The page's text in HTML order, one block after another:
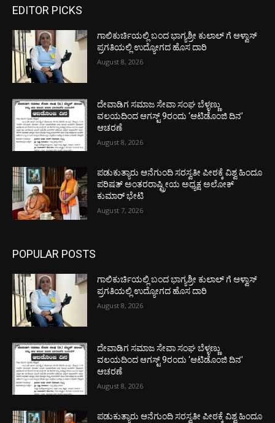
EDITOR PICKS
ಗಾಲಿಕುರ್ಚಿಯಲ್ಲಿ ಬಂದ ಭಾಗ್ಯಶ್ರೀ ಕುಲಾಲ್ ಗೆ ಆಳ್ವಾಸ್
ಪ್ರಗತಿಯಲ್ಲಿ ಉದ್ಯೋಗದ ಹೊಸ ದಾರಿ
August 8, 2026
ದೇವಾಡಿಗ ಸಮಾಜ ಸೇವಾ ಸಂಘ ಬೆಳ್ಳಣ್ಣು
ವಲಯದಿಂದ ಆಗಸ್ಟ್ 9ರಂದು ‘ಆಟಿಡೊಂಜಿ ದಿನ’
ಆಚರಣೆ
August 8, 2026
ಪಡುಕುತ್ಯಾರು ಆನೆಗುಂದಿ ಸರಸ್ವತೀ ಪೀಠಕ್ಕೆ ವಿಶ್ವ ಹಿಂದೂ
ಪರಿಷತ್ ಅಂತರರಾಷ್ಟ್ರೀಯ ಅಧ್ಯಕ್ಷ ಅಲೋಕ್
ಕುಮಾರ್ ಭೇಟಿ
August 7, 2026
POPULAR POSTS
ಗಾಲಿಕುರ್ಚಿಯಲ್ಲಿ ಬಂದ ಭಾಗ್ಯಶ್ರೀ ಕುಲಾಲ್ ಗೆ ಆಳ್ವಾಸ್
ಪ್ರಗತಿಯಲ್ಲಿ ಉದ್ಯೋಗದ ಹೊಸ ದಾರಿ
August 8, 2026
ದೇವಾಡಿಗ ಸಮಾಜ ಸೇವಾ ಸಂಘ ಬೆಳ್ಳಣ್ಣು
ವಲಯದಿಂದ ಆಗಸ್ಟ್ 9ರಂದು ‘ಆಟಿಡೊಂಜಿ ದಿನ’
ಆಚರಣೆ
August 8, 2026
ಪಡುಕುತ್ಯಾರು ಆನೆಗುಂದಿ ಸರಸ್ವತೀ ಪೀಠಕ್ಕೆ ವಿಶ್ವ ಹಿಂದೂ